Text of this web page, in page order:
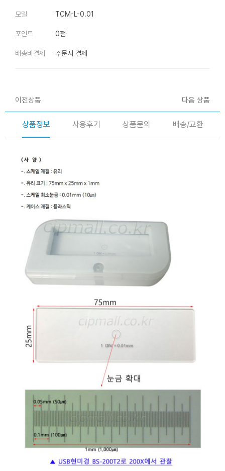
모델 TCM-L-0.01
포인트 0점
배송비결제 주문시 결제
이전상품 다음 상품
상품정보 사용후기 상품문의 배송/교환